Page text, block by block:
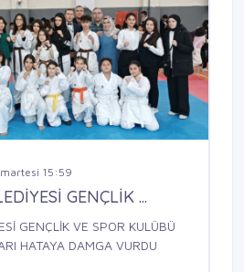
15:59
GENÇLİK ...
GENÇLİK VE SPOR KULÜBÜ
HATAYA DAMGA VURDU